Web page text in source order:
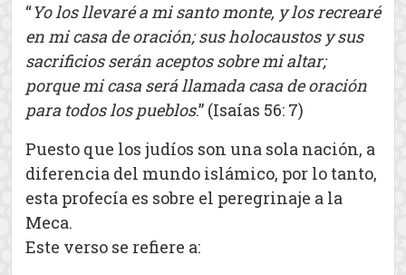
“Yo los llevaré a mi santo monte, y los recrearé
en mi casa de oración; sus holocaustos y sus
sacrificios serán aceptos sobre mi altar;
porque mi casa será llamada casa de oración
para todos los pueblos.” (Isaías 56: 7)
Puesto que los judíos son una sola nación, a
diferencia del mundo islámico, por lo tanto,
esta profecía es sobre el peregrinaje a la
Meca.
Este verso se refiere a: